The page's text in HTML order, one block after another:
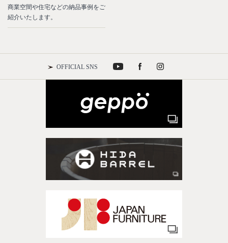
商業空間や住宅などの納品事例をご
紹介いたします。
OFFICIAL SNS